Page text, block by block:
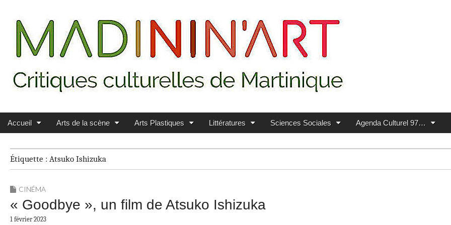
MADININ'ART
Main menu
Skip to content
Accueil Arts de la scène Arts Plastiques Littératures Sciences Sociales Agenda Culturel 97…
Étiquette : Atsuko Ishizuka
CINÉMA
« Goodbye », un film de Atsuko Ishizuka
1 février 2023